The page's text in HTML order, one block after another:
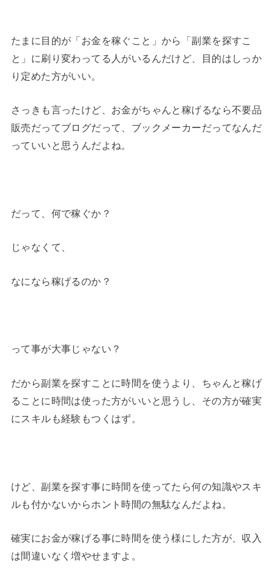
たまに目的が「お金を稼ぐこと」から「副業を探すこ
と」に刷り変わってる人がいるんだけど、目的はしっか
り定めた方がいい。
さっきも言ったけど、お金がちゃんと稼げるなら不要品
販売だってブログだって、ブックメーカーだってなんだ
っていいと思うんだよね。
だって、何で稼ぐか？
じゃなくて、
なになら稼げるのか？
って事が大事じゃない？
だから副業を探すことに時間を使うより、ちゃんと稼げ
ることに時間は使った方がいいと思うし、その方が確実
にスキルも経験もつくはず。
けど、副業を探す事に時間を使ってたら何の知識やスキ
ルも付かないからホント時間の無駄なんだよね。
確実にお金が稼げる事に時間を使う様にした方が、収入
は間違いなく増やせますよ。